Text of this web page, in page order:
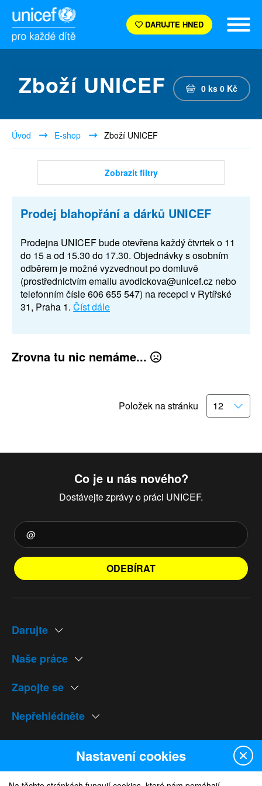
DARUJTE HNED
Zboží UNICEF 0 ks 0 Kč
Úvod E-shop Zboží UNICEF
Zobrazit filtry
Prodej blahopřání a dárků UNICEF
Prodejna UNICEF bude otevřena každý čtvrtek o 11
do 15 a od 15.30 do 17.30. Objednávky s osobním
odběrem je možné vyzvednout po domluvě
(prostřednictvím emailu avodickova@unicef.cz nebo
telefonním čísle 606 655 547) na recepci v Rytířské
31, Praha 1. Číst dále
Zrovna tu nic nemáme...
Položek na stránku
Co je u nás nového?
Dostávejte zprávy o práci UNICEF.
ODEBÍRAT
Darujte
Naše práce
Zapojte se
Nepřehlédněte
Naše weby
Nastavení cookies